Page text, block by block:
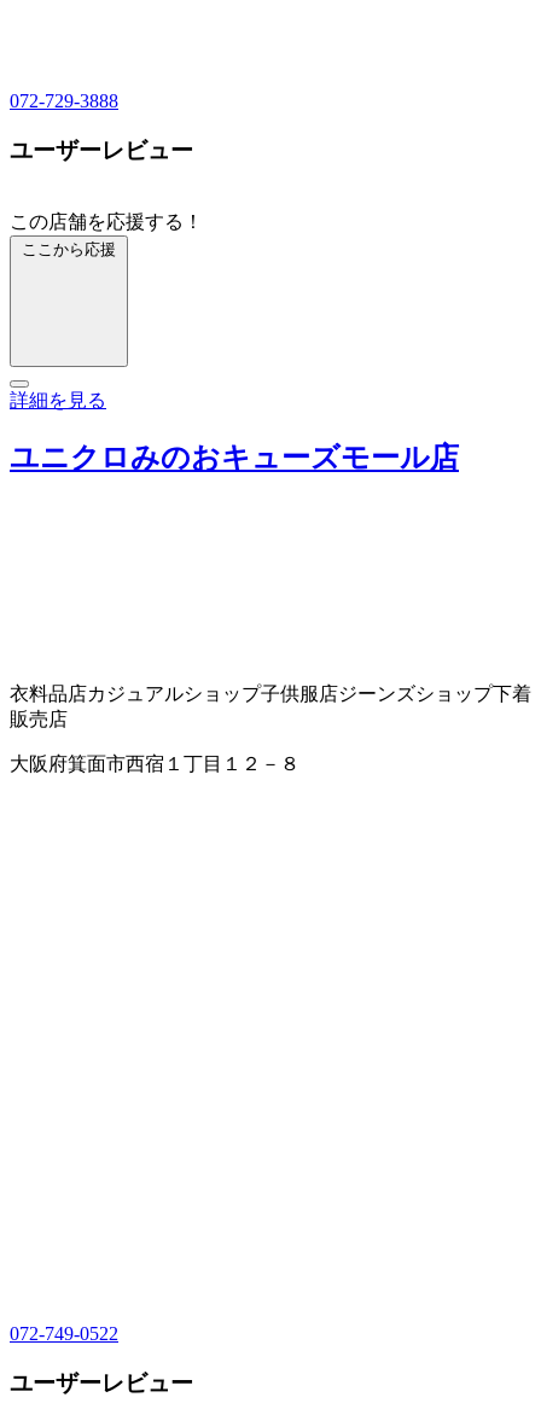
072-729-3888
ユーザーレビュー
この店舗を応援する！
ここから応援
詳細を見る
ユニクロみのおキューズモール店
衣料品店カジュアルショップ子供服店ジーンズショップ下着
販売店
大阪府箕面市西宿１丁目１２－８
072-749-0522
ユーザーレビュー